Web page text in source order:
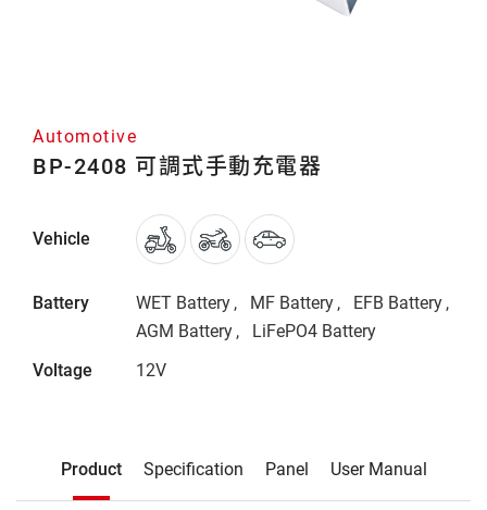
Automotive
BP-2408 可調式手動充電器
Vehicle
Battery WET Battery MF Battery
EFB Battery
AGM Battery
LiFePO4 Battery
Voltage
12V
Product Specification Panel User Manual